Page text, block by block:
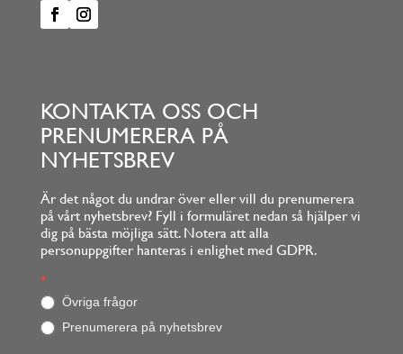
KONTAKTA OSS OCH
PRENUMERERA PÅ
NYHETSBREV
Är det något du undrar över eller vill du prenumerera
på vårt nyhetsbrev? Fyll i formuläret nedan så hjälper vi
dig på bästa möjliga sätt. Notera att alla
personuppgifter hanteras i enlighet med GDPR.
Footerform
*
Övriga frågor
Prenumerera på nyhetsbrev
O
m
d
u